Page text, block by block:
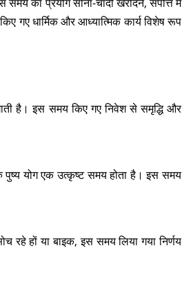
गए धार्मिक और आध्यात्मिक कार्य विशेष रूप
है। इस समय किए गए निवेश से समृद्धि और
पुष्य योग एक उत्कृष्ट समय होता है। इस समय
रहे हों या बाइक, इस समय लिया गया निर्णय